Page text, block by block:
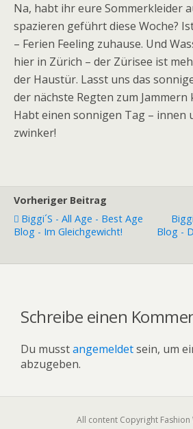
Na, habt ihr eure Sommerkleider
spazieren geführt diese Woche?
– Ferien Feeling zuhause. Und
hier in Zürich – der Zürisee ist
der Haustür. Lasst uns das
der nächste Regten zum
Habt einen sonnigen Tag – innen
zwinker!
Vorheriger Beitrag
Biggi´s - All Age - Best Age
Blog - Im Gleichgewicht!
Blog -
Schreibe einen
Du musstangemeldetsein, um
abzugeben.
All content Copyright Fashion